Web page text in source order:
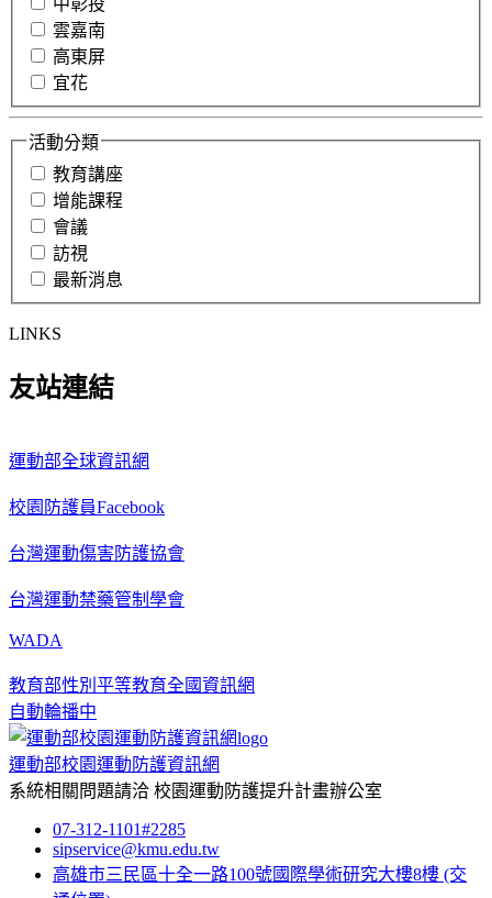
雲嘉南
高東屏
宜花
活動分類
教育講座
增能課程
會議
訪視
最新消息
LINKS
友站連結
運動部全球資訊網
校園防護員Facebook
台灣運動傷害防護協會
台灣運動禁藥管制學會
WADA
教育部性別平等教育全國資訊網
自動輪播中
運動部校園運動防護資訊網
系統相關問題請洽 校園運動防護提升計畫辦公室
07-312-1101#2285
sipservice@kmu.edu.tw
高雄市三民區十全一路100號國際學術研究大樓8樓 (交